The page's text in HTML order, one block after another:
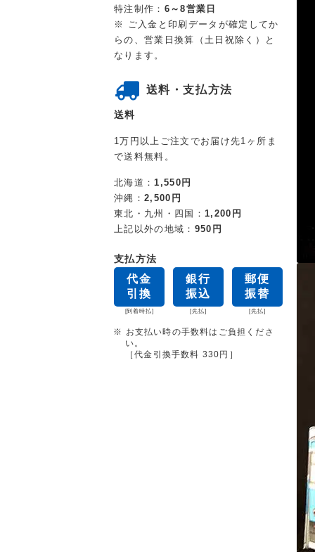
特注制作： 6～8営業日
※ ご入金と印刷データが確定してか
らの、営業日換算（土日祝除く）と
なります。
送料・支払方法
送料
1万円以上ご注文でお届け先1ヶ所ま
で送料無料。
北海道：1,550円
沖縄：2,500円
東北・九州・四国：1,200円
上記以外の地域： 950円
支払方法
代金
引換
[到着時払]
銀行
振込
[先払]
郵便
振替
[先払]
※ お支払い時の手数料はご負担くださ
い。
［代金引換手数料 330円］